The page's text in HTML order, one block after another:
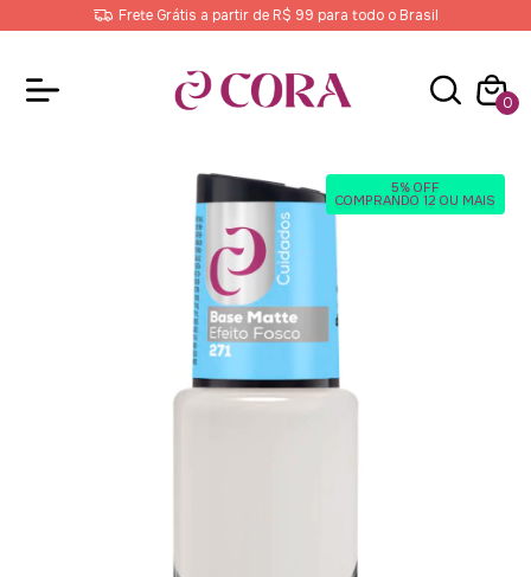
Frete Grátis a partir de R$ 99 para todo o Brasil
0
5% OFF
COMPRANDO 12 OU MAIS